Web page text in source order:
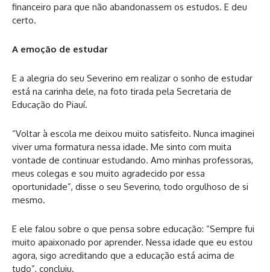
financeiro para que não abandonassem os estudos. E deu
certo.
A emoção de estudar
E a alegria do seu Severino em realizar o sonho de estudar
está na carinha dele, na foto tirada pela Secretaria de
Educação do Piauí.
“Voltar à escola me deixou muito satisfeito. Nunca imaginei
viver uma formatura nessa idade. Me sinto com muita
vontade de continuar estudando. Amo minhas professoras,
meus colegas e sou muito agradecido por essa
oportunidade”, disse o seu Severino, todo orgulhoso de si
mesmo.
E ele falou sobre o que pensa sobre educação: “Sempre fui
muito apaixonado por aprender. Nessa idade que eu estou
agora, sigo acreditando que a educação está acima de
tudo”, concluiu.